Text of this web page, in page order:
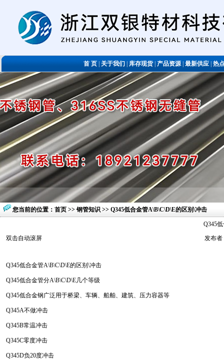
首 页关于我们库存现货|产品资源|最新供应|热
您当前的位置： 首页 >> 钢管知识 >> Q345低合金管A\B\C\D\E的区别\冲击
Q345
双击自动滚屏
发布者
Q345低合金管A\B\C\D\E的区别\冲击
Q345低合金管分A\B\C\D\E几个等级
Q345低合金钢广泛用于桥梁、车辆、船舶、建筑、压力容器等
Q345A不做冲击
Q345B常温冲击
Q345C零度冲击
Q345D负20度冲击